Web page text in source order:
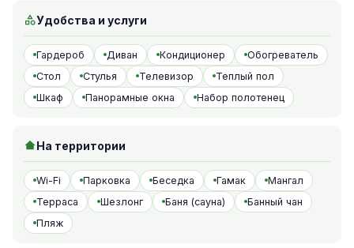
Удобства и услуги
Гардероб Диван Кондиционер
Обогреватель
Стол
Стулья Телевизор
Теплый пол
Шкаф
Панорамные окна Набор полотенец
На территории
Wi-Fi Парковка Беседка Гамак
Мангал
Терраса
Шезлонг Баня (сауна)
Банный чан
Пляж